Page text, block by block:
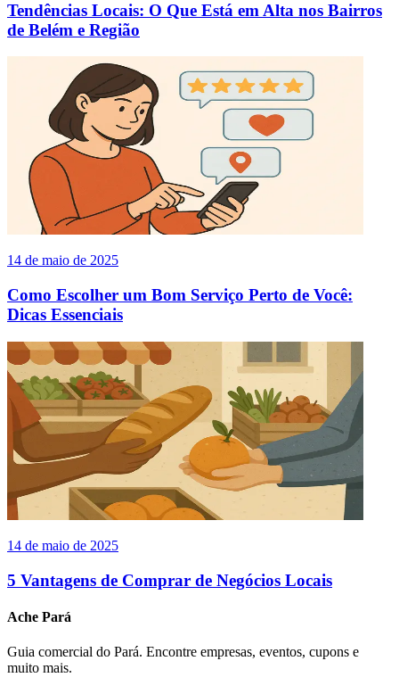
Tendências Locais: O Que Está em Alta nos Bairros
de Belém e Região
14 de maio de 2025
Como Escolher um Bom Serviço Perto de Você:
Dicas Essenciais
14 de maio de 2025
5 Vantagens de Comprar de Negócios Locais
Ache Pará
Guia comercial do Pará. Encontre empresas, eventos, cupons e
muito mais.